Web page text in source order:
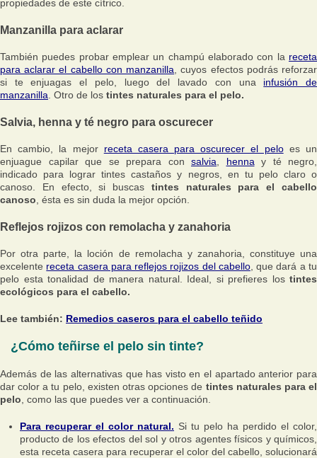
propiedades de este cítrico.
Manzanilla para aclarar
También puedes probar emplear un champú elaborado con la receta
para aclarar el cabello con manzanilla , cuyos efectos podrás reforzar
si te enjuagas el pelo, luego del lavado con una infusión de
manzanilla . Otro de los tintes naturales para el pelo.
Salvia, henna y té negro para oscurecer
En cambio, la mejor receta casera para oscurecer el peloes un
enjuague capilar que se prepara con salvia henna y té negro,
indicado para lograr tintes castaños y negros, en tu pelo claro o
canoso. En efecto, si buscas tintes naturales para el cabello
canoso , ésta es sin duda la mejor opción.
Reflejos rojizos con remolacha y zanahoria
Por otra parte, la loción de remolacha y zanahoria, constituye una
excelente receta casera para reflejos rojizos del cabello, que dará a tu
pelo esta tonalidad de manera natural. Ideal, si prefieres los tintes
ecológicos para el cabello.
Lee también: Remedios caseros para el cabello teñido
¿Cómo teñirse el pelo sin tinte?
Además de las alternativas que has visto en el apartado anterior para
dar color a tu pelo, existen otras opciones de tintes naturales para el
pelo , como las que puedes ver a continuación.
Para recuperar el color natural. Si tu pelo ha perdido el color,
producto de los efectos del sol y otros agentes físicos y químicos,
esta receta casera para recuperar el color del cabello, solucionará